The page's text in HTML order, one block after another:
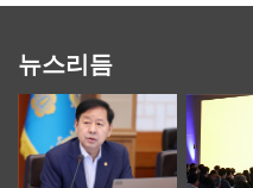
뉴스리듬